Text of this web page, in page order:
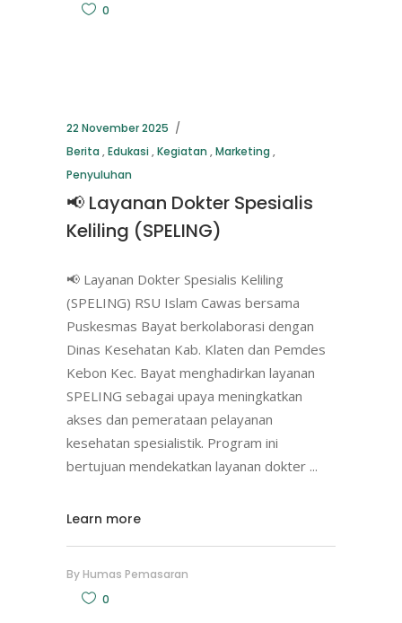
0
22 November 2025
Berita ,Edukasi,Kegiatan ,Marketing ,
Penyuluhan
📢 Layanan Dokter Spesialis
Keliling (SPELING)
📢 Layanan Dokter Spesialis Keliling
(SPELING) RSU Islam Cawas bersama
Puskesmas Bayat berkolaborasi dengan
Dinas Kesehatan Kab. Klaten dan Pemdes
Kebon Kec. Bayat menghadirkan layanan
SPELING sebagai upaya meningkatkan
akses dan pemerataan pelayanan
kesehatan spesialistik. Program ini
bertujuan mendekatkan layanan dokter
Learn more
By Humas Pemasaran
0